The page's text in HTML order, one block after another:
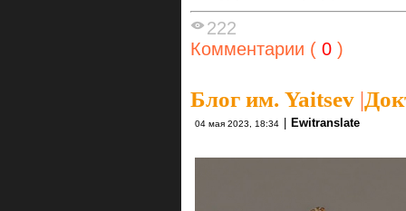
222
Комментарии ( 0 )
Блог им. Yaitsev |
04 мая 2023, 18:34 Ewitranslate